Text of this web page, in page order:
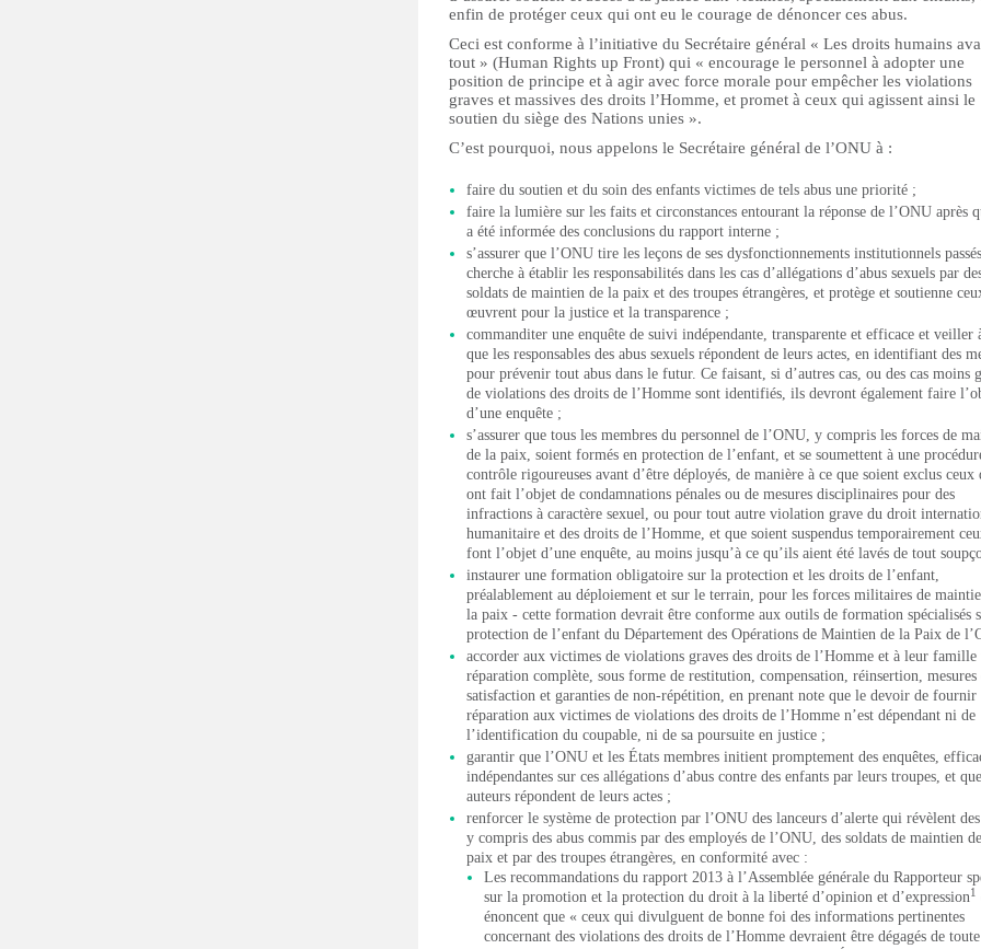
enfin de protéger ceux qui ont eu le courage de dénoncer ces abus.
Ceci est conforme à l’initiative du Secrétaire général « Les droits humains
tout » (Human Rights up Front) qui « encourage le personnel à adopter une
position de principe et à agir avec force morale pour empêcher les violations
graves et massives des droits l’Homme, et promet à ceux qui agissent ainsi le
soutien du siège des Nations unies ».
C’est pourquoi, nous appelons le Secrétaire général de l’ONU à :
faire du soutien et du soin des enfants victimes de tels abus une priorité ;
faire la lumière sur les faits et circonstances entourant la réponse de l’ONU après
a été informée des conclusions du rapport interne ;
s’assurer que l’ONU tire les leçons de ses dysfonctionnements institutionnels
cherche à établir les responsabilités dans les cas d’allégations d’abus sexuels par
soldats de maintien de la paix et des troupes étrangères, et protège et soutienne
œuvrent pour la justice et la transparence ;
commanditer une enquête de suivi indépendante, transparente et efficace et veiller
que les responsables des abus sexuels répondent de leurs actes, en identifiant des
pour prévenir tout abus dans le futur. Ce faisant, si d’autres cas, ou des cas moins
de violations des droits de l’Homme sont identifiés, ils devront également faire
d’une enquête ;
s’assurer que tous les membres du personnel de l’ONU, y compris les forces de
de la paix, soient formés en protection de l’enfant, et se soumettent à une
contrôle rigoureuses avant d’être déployés, de manière à ce que soient exclus ceux
ont fait l’objet de condamnations pénales ou de mesures disciplinaires pour des
infractions à caractère sexuel, ou pour tout autre violation grave du droit
humanitaire et des droits de l’Homme, et que soient suspendus temporairement
font l’objet d’une enquête, au moins jusqu’à ce qu’ils aient été lavés de tout
instaurer une formation obligatoire sur la protection et les droits de l’enfant,
préalablement au déploiement et sur le terrain, pour les forces militaires de
la paix - cette formation devrait être conforme aux outils de formation spécialisés
protection de l’enfant du Département des Opérations de Maintien de la Paix de
accorder aux victimes de violations graves des droits de l’Homme et à leur famille
réparation complète, sous forme de restitution, compensation, réinsertion, mesures
satisfaction et garanties de non-répétition, en prenant note que le devoir de fournir
réparation aux victimes de violations des droits de l’Homme n’est dépendant ni de
l’identification du coupable, ni de sa poursuite en justice ;
garantir que l’ONU et les États membres initient promptement des enquêtes,
indépendantes sur ces allégations d’abus contre des enfants par leurs troupes, et
auteurs répondent de leurs actes ;
renforcer le système de protection par l’ONU des lanceurs d’alerte qui révèlent des
y compris des abus commis par des employés de l’ONU, des soldats de maintien
paix et par des troupes étrangères, en conformité avec :
Les recommandations du rapport 2013 à l’Assemblée générale du Rapporteur
sur la promotion et la protection du droit à la liberté d’opinion et d’expression1
énoncent que « ceux qui divulguent de bonne foi des informations pertinentes
concernant des violations des droits de l’Homme devraient être dégagés de toute